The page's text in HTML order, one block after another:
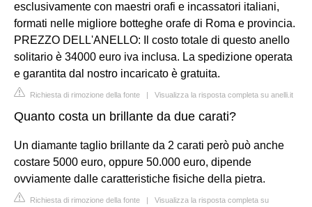
esclusivamente con maestri orafi e incassatori italiani,
formati nelle migliore botteghe orafe di Roma e provincia.
PREZZO DELL'ANELLO: Il costo totale di questo anello
solitario è 34000 euro iva inclusa. La spedizione operata
e garantita dal nostro incaricato è gratuita.
Richiesta di rimozione della fonte | Visualizza la risposta completa su anelli.it
Quanto costa un brillante da due carati?
Un diamante taglio brillante da 2 carati però può anche
costare 5000 euro, oppure 50.000 euro, dipende
ovviamente dalle caratteristiche fisiche della pietra.
Richiesta di rimozione della fonte | Visualizza la risposta completa su